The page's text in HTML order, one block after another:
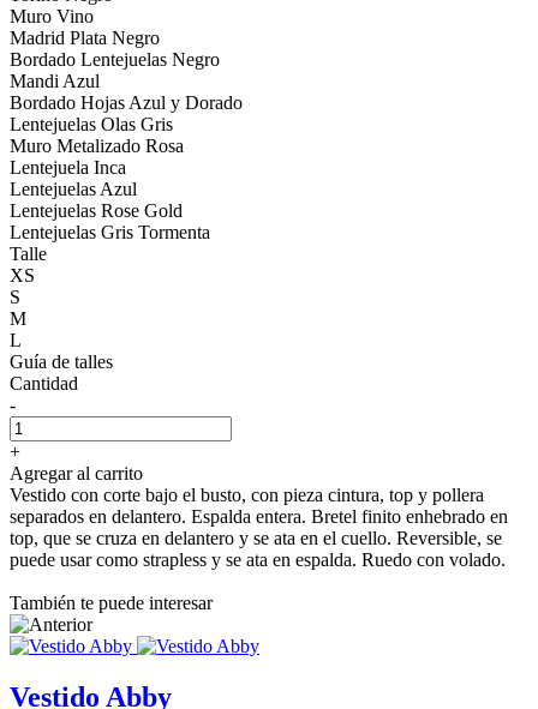
Muro Vino
Madrid Plata Negro
Bordado Lentejuelas Negro
Mandi Azul
Bordado Hojas Azul y Dorado
Lentejuelas Olas Gris
Muro Metalizado Rosa
Lentejuela Inca
Lentejuelas Azul
Lentejuelas Rose Gold
Lentejuelas Gris Tormenta
Talle
XS
S
M
L
Guía de talles
Cantidad
-
+
Agregar al carrito
Vestido con corte bajo el busto, con pieza cintura, top y pollera
separados en delantero. Espalda entera. Bretel finito enhebrado en
top, que se cruza en delantero y se ata en el cuello. Reversible, se
puede usar como strapless y se ata en espalda. Ruedo con volado.
También te puede interesar
Vestido Abby